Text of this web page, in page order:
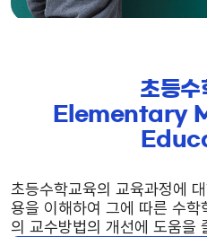
초등수
Elementary
초등수학교육의 교육과정에
용을 이해하여 그에 따른 수학
의 교수방법의 개선에 도움을